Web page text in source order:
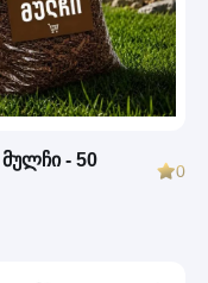
- 50
0